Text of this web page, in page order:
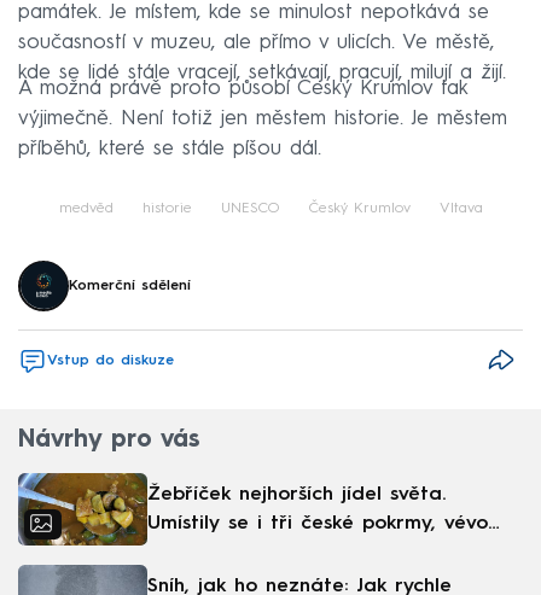
památek. Je místem, kde se minulost nepotkává se
současností v muzeu, ale přímo v ulicích. Ve městě,
kde se lidé stále vracejí, setkávají, pracují, milují a žijí.
A možná právě proto působí Český Krumlov tak
výjimečně. Není totiž jen městem historie. Je městem
příběhů, které se stále píšou dál.
medvěd historie UNESCO Český Krumlov Vltava
Komerční sdělení
Vstup do diskuze
Návrhy pro vás
Žebříček nejhorších jídel světa.
Umístily se i tři české pokrmy, vévodí
Sníh, jak ho neznáte: Jak rychle